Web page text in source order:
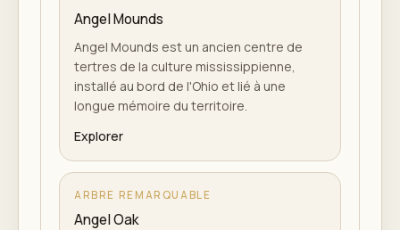
Angel Mounds
Angel Mounds est un ancien centre de
tertres de la culture mississippienne,
installé au bord de l'Ohio et lié à une
longue mémoire du territoire.
Explorer
ARBRE REMARQUABLE
Angel Oak